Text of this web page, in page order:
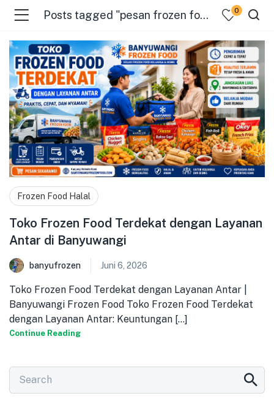
(Pages )
Posts tagged "pesan frozen food online" 0
Frozen Food Halal
Toko Frozen Food Terdekat dengan Layanan
Antar di Banyuwangi
banyufrozen Juni 6, 2026
Toko Frozen Food Terdekat dengan Layanan Antar |
Banyuwangi Frozen Food Toko Frozen Food Terdekat
dengan Layanan Antar: Keuntungan [...]
Continue Reading